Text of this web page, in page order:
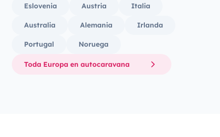
Eslovenia Austria Italia
Australia Alemania Irlanda
Portugal Noruega
Toda Europa en autocaravana